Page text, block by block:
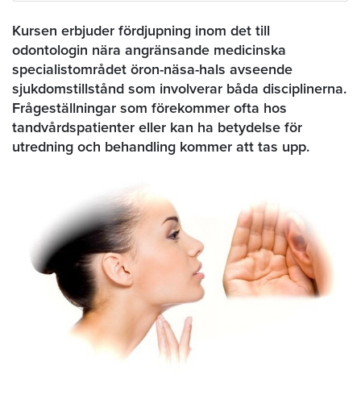
Kursen erbjuder fördjupning inom det till
odontologin nära angränsande medicinska
specialistområdet öron-näsa-hals avseende
sjukdomstillstånd som involverar båda disciplinerna.
Frågeställningar som förekommer ofta hos
tandvårdspatienter eller kan ha betydelse för
utredning och behandling kommer att tas upp.